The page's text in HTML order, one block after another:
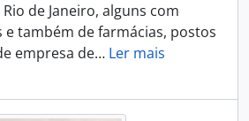
de Janeiro, alguns com
e também de farmácias, postos
empresa de… Ler mais